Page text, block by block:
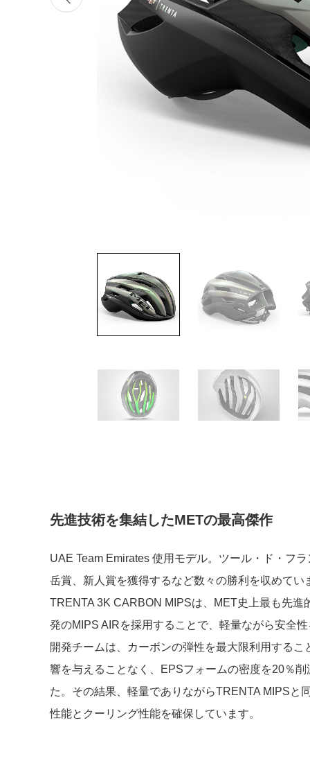
先進技術を集結したMETの最高傑作
UAE Team Emirates 使用モデル。ツール・ド・フ
岳賞、新人賞を獲得するなど数々の勝利を収めてい
TRENTA 3K CARBON MIPSは、MET史上最も先進
発のMIPS AIRを採用することで、軽量ながら安全性
開発チームは、カーボンの弾性を最大限利用するこ
響を与えることなく、EPSフォームの密度を20％
た。その結果、軽量でありながらTRENTA MIPSと
性能とクーリング性能を確保しています。